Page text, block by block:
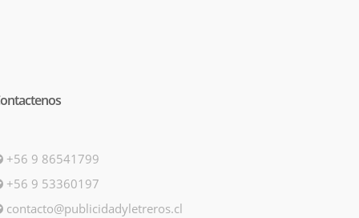
+56 9 86541799
+56 9 53360197
contacto@publicidadyletreros.cl